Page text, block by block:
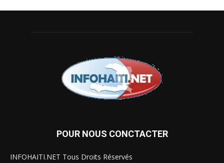
POUR NOUS CONCTACTER
INFOHAITI.NET Tous Droits Réservés